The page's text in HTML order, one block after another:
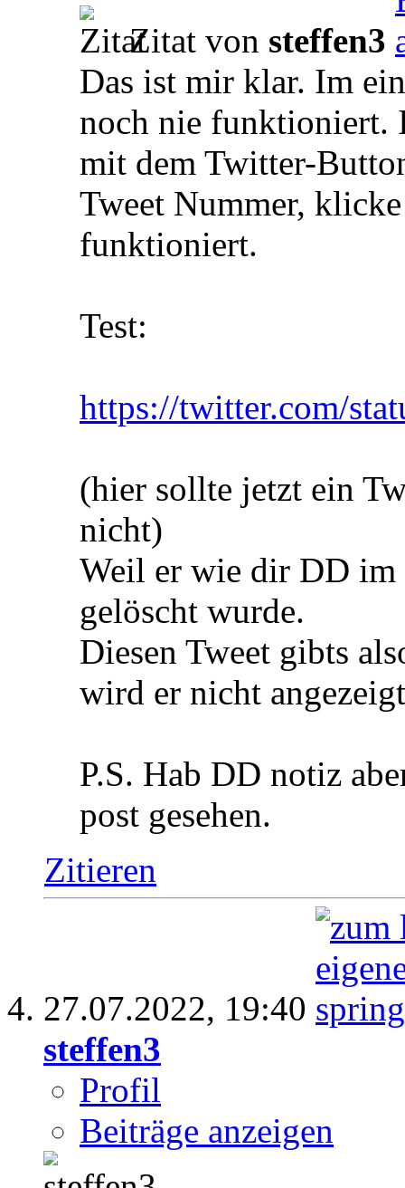
Zitat von steffen3
Das ist mir klar. Im
noch nie funktioniert.
mit dem Twitter-
Tweet Nummer,
funktioniert.
Test:
https://twitter.com/
(hier sollte jetzt ein
nicht)
Weil er wie dir DD
gelöscht wurde.
Diesen Tweet gibts
wird er nicht
P.S. Hab DD notiz
post gesehen.
Zitieren
27.07.2022, 19:40
steffen3
Profil
Beiträge anzeigen